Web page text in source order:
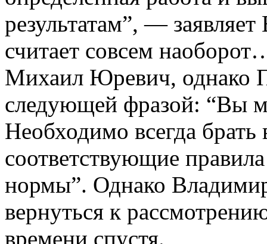
результатам”, —
считает совсем
Михаил Юревич, однако
следующей фразой: “Вы
Необходимо всегда брать
соответствующие
нормы”. Однако
вернуться к
времени спустя.